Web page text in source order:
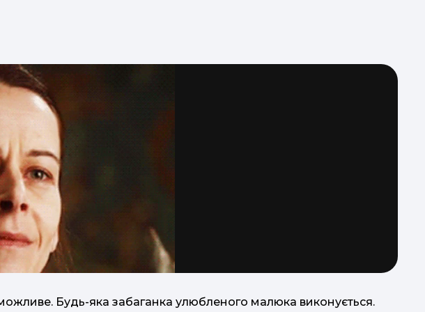
Будь-яка забаганка улюбленого малюка виконується.